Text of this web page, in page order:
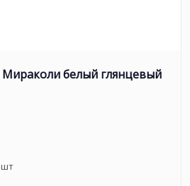
Мираколи белый глянцевый
шт